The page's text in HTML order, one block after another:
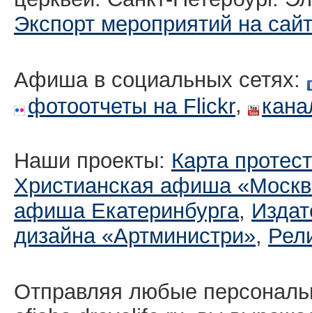
Экспорт мероприятий на сайт
Афиша в социальных сетях:
фотоотчеты на Flickr,
Наши проекты: Карта
Христианская афиша
афиша Екатеринбургa,
дизайна «Артминистри»,
Отправляя любые